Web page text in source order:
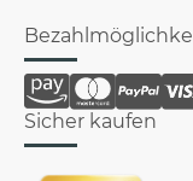
Sicher kaufen